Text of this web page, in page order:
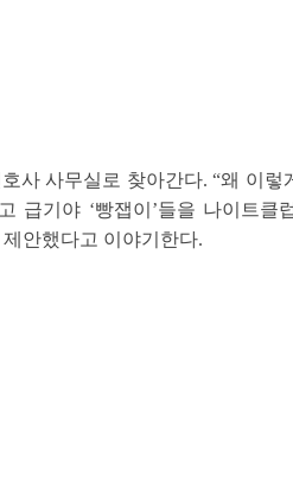
사 사무실로 찾아간다. “왜 이렇
급기야 ‘빵잽이’들을 나이트
안했다고 이야기한다.